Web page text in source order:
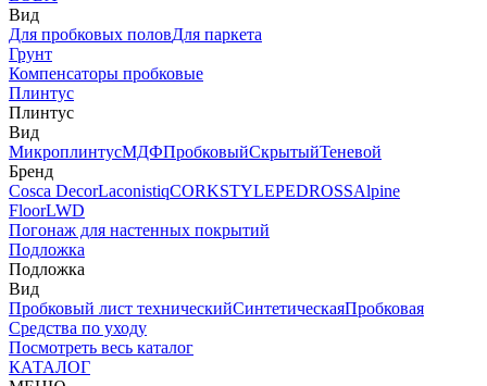
Вид
Для пробковых половДля паркета
Грунт
Компенсаторы пробковые
Плинтус
Плинтус
Вид
МикроплинтусМДФПробковыйСкрытыйТеневой
Бренд
Cosca DecorLaconistiqCORKSTYLEPEDROSSAlpine
FloorLWD
Погонаж для настенных покрытий
Подложка
Подложка
Вид
Пробковый лист техническийСинтетическаяПробковая
Средства по уходу
Посмотреть весь каталог
КАТАЛОГ